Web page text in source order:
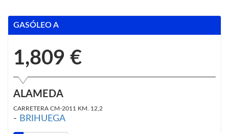
GASÓLEO A
1,809 €
ALAMEDA
CARRETERA CM-2011 KM. 12,2
- BRIHUEGA